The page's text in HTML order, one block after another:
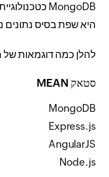
היא שפת בסיס נתונים
להלן כמה דוגמאות
סטאק MEAN
MongoDB
Express.js
AngularJS
Node.js